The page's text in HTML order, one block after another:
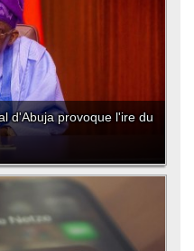
d'Abuja provoque l'ire du